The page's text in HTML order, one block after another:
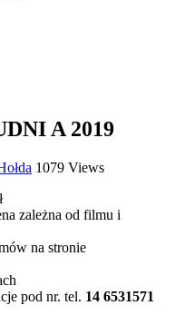
A 2019
1079 Views
zależna od filmu i
na stronie
pod nr. tel. 14 6531571